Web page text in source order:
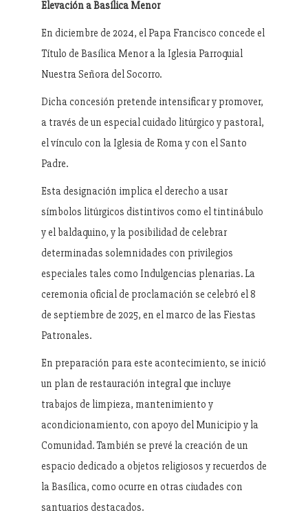
Elevación a Basílica Menor
En diciembre de 2024, el Papa Francisco concede el
Título de Basílica Menor a la Iglesia Parroquial
Nuestra Señora del Socorro.
Dicha concesión pretende intensificar y promover,
a través de un especial cuidado litúrgico y pastoral,
el vínculo con la Iglesia de Roma y con el Santo
Padre.
Esta designación implica el derecho a usar
símbolos litúrgicos distintivos como el tintinábulo
y el baldaquino, y la posibilidad de celebrar
determinadas solemnidades con privilegios
especiales tales como Indulgencias plenarias. La
ceremonia oficial de proclamación se celebró el 8
de septiembre de 2025, en el marco de las Fiestas
Patronales.
En preparación para este acontecimiento, se inició
un plan de restauración integral que incluye
trabajos de limpieza, mantenimiento y
acondicionamiento, con apoyo del Municipio y la
Comunidad. También se prevé la creación de un
espacio dedicado a objetos religiosos y recuerdos de
la Basílica, como ocurre en otras ciudades con
santuarios destacados.